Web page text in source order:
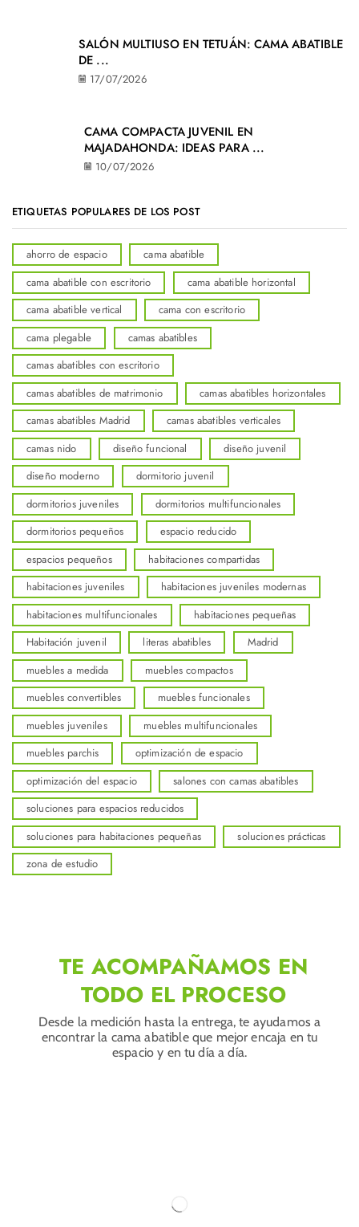
SALÓN MULTIUSO EN TETUÁN: CAMA ABATIBLE
DE ...
17/07/2026
CAMA COMPACTA JUVENIL EN
MAJADAHONDA: IDEAS PARA ...
10/07/2026
ETIQUETAS POPULARES DE LOS POST
ahorro de espacio
cama abatible
cama abatible con escritorio
cama abatible horizontal
cama abatible vertical
cama con escritorio
cama plegable
camas abatibles
camas abatibles con escritorio
camas abatibles de matrimonio
camas abatibles horizontales
camas abatibles Madrid
camas abatibles verticales
camas nido
diseño funcional
diseño juvenil
diseño moderno
dormitorio juvenil
dormitorios juveniles
dormitorios multifuncionales
dormitorios pequeños
espacio reducido
espacios pequeños
habitaciones compartidas
habitaciones juveniles
habitaciones juveniles modernas
habitaciones multifuncionales
habitaciones pequeñas
Habitación juvenil
literas abatibles
Madrid
muebles a medida
muebles compactos
muebles convertibles
muebles funcionales
muebles juveniles
muebles multifuncionales
muebles parchis
optimización de espacio
optimización del espacio
salones con camas abatibles
soluciones para espacios reducidos
soluciones para habitaciones pequeñas
soluciones prácticas
zona de estudio
TE ACOMPAÑAMOS EN
TODO EL PROCESO
Desde la medición hasta la entrega, te ayudamos a
encontrar la cama abatible que mejor encaja en tu
espacio y en tu día a día.